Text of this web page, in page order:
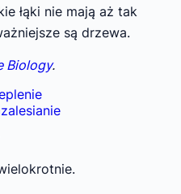
łąki nie mają aż tak
są drzewa.
Biology.
zalesianie